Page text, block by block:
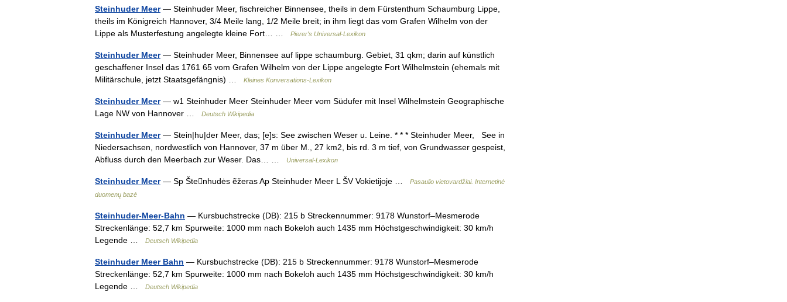
Steinhuder Meer— Steinhuder Meer, fischreicher Binnensee, theils in dem Fürstenthum Schaumburg Lippe,
theils im Königreich Hannover, 3/4 Meile lang, 1/2 Meile breit; in ihm liegt das vom Grafen Wilhelm von der
Lippe als Musterfestung angelegte kleine Fort… …
Pierer's Universal-Lexikon
Steinhuder Meer— Steinhuder Meer, Binnensee auf lippe schaumburg. Gebiet, 31 qkm; darin auf künstlich
geschaffener Insel das 1761 65 vom Grafen Wilhelm von der Lippe angelegte Fort Wilhelmstein (ehemals mit
Militärschule, jetzt Staatsgefängnis) …
Kleines Konversations-Lexikon
Steinhuder Meer— w1 Steinhuder Meer Steinhuder Meer vom Südufer mit Insel Wilhelmstein Geographische
Lage NW von Hannover …
Deutsch Wikipedia
Steinhuder Meer— Stein|hu|der Meer, das; [e]s: See zwischen Weser u. Leine. * * * Steinhuder Meer, See in
Niedersachsen, nordwestlich von Hannover, 37 m über M., 27 km2, bis rd. 3 m tief, von Grundwasser gespeist,
Abfluss durch den Meerbach zur Weser. Das… …
Universal-Lexikon
Steinhuder Meer— Sp Štenhudės ẽžeras Ap Steinhuder Meer L ŠV Vokietijoje …
Pasaulio vietovardžiai. Internetinė
duomenų bazė
Steinhuder-Meer-Bahn — Kursbuchstrecke (DB): 215 b Streckennummer: 9178 Wunstorf–Mesmerode
Streckenlänge: 52,7 km Spurweite: 1000 mm nach Bokeloh auch 1435 mm Höchstgeschwindigkeit: 30 km/h
Legende …
Deutsch Wikipedia
Steinhuder Meer Bahn — Kursbuchstrecke (DB): 215 b Streckennummer: 9178 Wunstorf–Mesmerode
Streckenlänge: 52,7 km Spurweite: 1000 mm nach Bokeloh auch 1435 mm Höchstgeschwindigkeit: 30 km/h
Legende …
Deutsch Wikipedia